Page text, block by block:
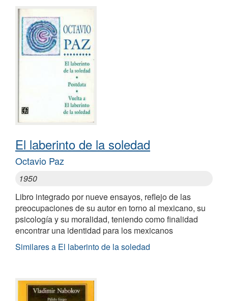
El laberinto de la soledad
Octavio Paz
1950
Libro integrado por nueve ensayos, reflejo de las
preocupaciones de su autor en torno al mexicano, su
psicología y su moralidad, teniendo como finalidad
encontrar una identidad para los mexicanos
Similares a El laberinto de la soledad